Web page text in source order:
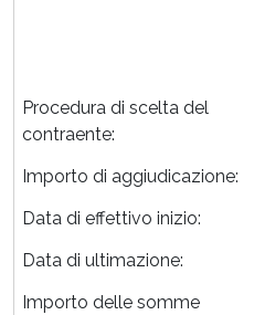
Procedura di scelta del
contraente:
Importo di aggiudicazione:
Data di effettivo inizio:
Data di ultimazione:
Importo delle somme